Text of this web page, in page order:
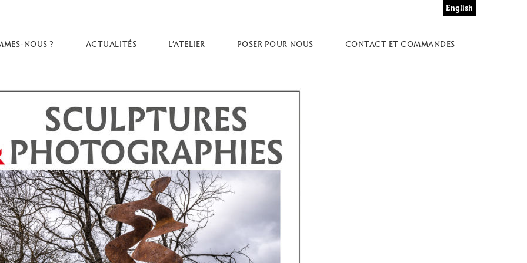
English
NOUS ? ACTUALITÉS L’ATELIER POSER POUR NOUS CONTACT ET COMMANDES